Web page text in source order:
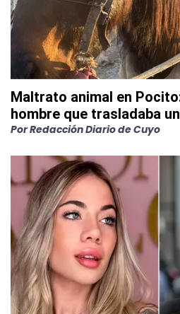
Maltrato animal en
hombre que trasladaba
PorRedacción Diario de Cuyo